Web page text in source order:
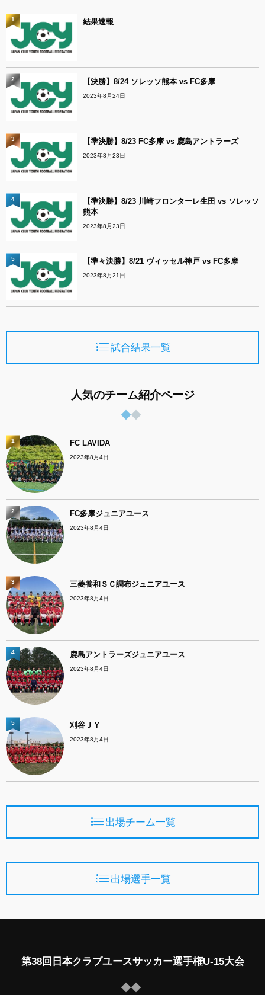
結果速報
1
【決勝】8/24 ソレッソ熊本 vs FC多摩
2023年8月24日
2
【準決勝】8/23 FC多摩 vs 鹿島アントラーズ
2023年8月23日
3
【準決勝】8/23 川崎フロンターレ生田 vs ソレッソ
熊本
2023年8月23日
4
【準々決勝】8/21 ヴィッセル神戸 vs FC多摩
2023年8月21日
5
試合結果一覧
人気のチーム紹介ページ
FC LAVIDA
2023年8月4日
1
FC多摩ジュニアユース
2023年8月4日
2
三菱養和ＳＣ調布ジュニアユース
2023年8月4日
3
鹿島アントラーズジュニアユース
2023年8月4日
4
刈谷ＪＹ
2023年8月4日
5
出場チーム一覧
出場選手一覧
第38回日本クラブユースサッカー選手権U-15大会